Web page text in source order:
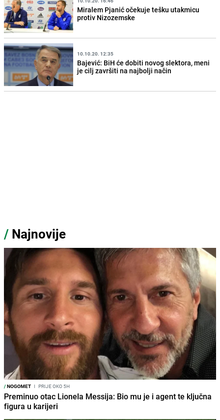
Miralem Pjanić očekuje tešku utakmicu
protiv Nizozemske
10.10.20. 12:35
Bajević: BiH će dobiti novog slektora, meni
je cilj završiti na najbolji način
/ Najnovije
/NOGOMET I PRIJE OKO 5H
Preminuo otac Lionela Messija: Bio mu je i agent te ključna
figura u karijeri